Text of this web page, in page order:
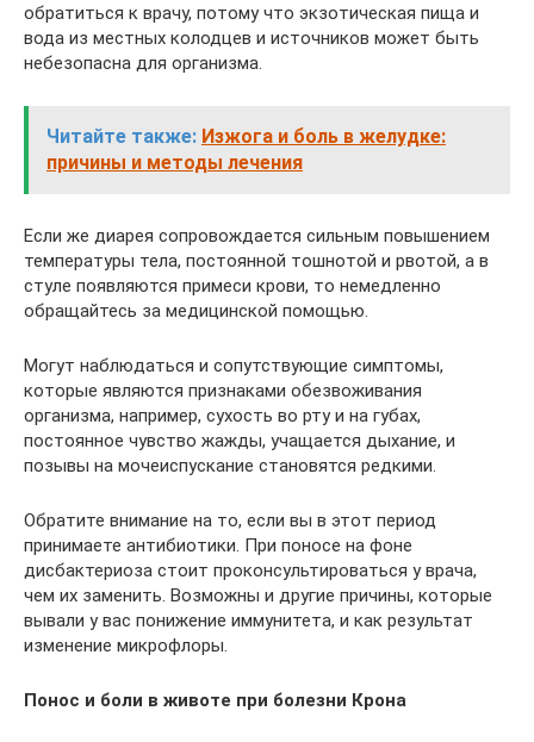
обратиться к врачу, потому что экзотическая пища и
вода из местных колодцев и источников может быть
небезопасна для организма.
Читайте также: Изжога и боль в желудке:
причины и методы лечения
Если же диарея сопровождается сильным повышением
температуры тела, постоянной тошнотой и рвотой, а в
стуле появляются примеси крови, то немедленно
обращайтесь за медицинской помощью.
Могут наблюдаться и сопутствующие симптомы,
которые являются признаками обезвоживания
организма, например, сухость во рту и на губах,
постоянное чувство жажды, учащается дыхание, и
позывы на мочеиспускание становятся редкими.
Обратите внимание на то, если вы в этот период
принимаете антибиотики. При поносе на фоне
дисбактериоза стоит проконсультироваться у врача,
чем их заменить. Возможны и другие причины, которые
вывали у вас понижение иммунитета, и как результат
изменение микрофлоры.
Понос и боли в животе при болезни Крона